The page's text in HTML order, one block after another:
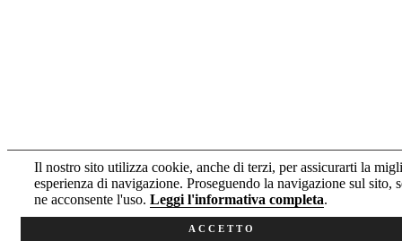
Il nostro sito utilizza cookie, anche di terzi, per assicurarti la
esperienza di navigazione. Proseguendo la navigazione sul sito,
ne acconsente l'uso. Leggi l'informativa completa.
ACCETTO